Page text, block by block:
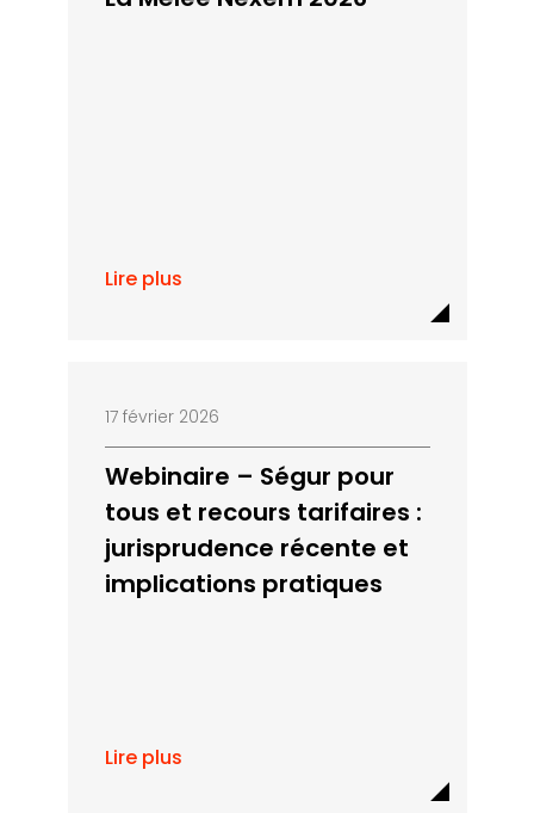
Lire plus
17 février 2026
Webinaire – Ségur pour
tous et recours tarifaires :
jurisprudence récente et
implications pratiques
Lire plus